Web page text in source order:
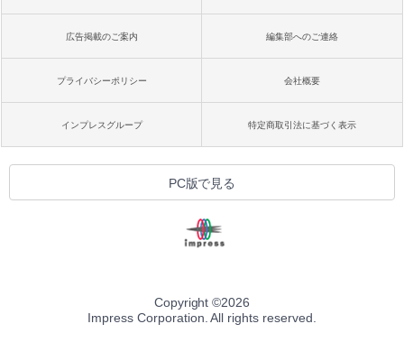
広告掲載のご案内 編集部へのご連絡
プライバシーポリシー 会社概要
インプレスグループ 特定商取引法に基づく表示
PC版で見る
Copyright ©2026
Impress Corporation. All rights reserved.